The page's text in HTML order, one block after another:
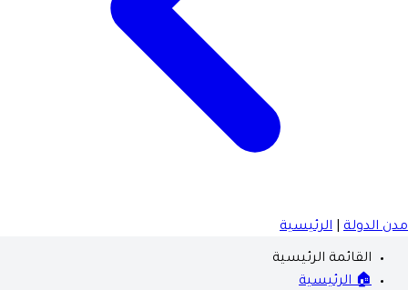
مدن الدولة الرئيسية
القائمة الرئيسية
🏠 الرئيسية